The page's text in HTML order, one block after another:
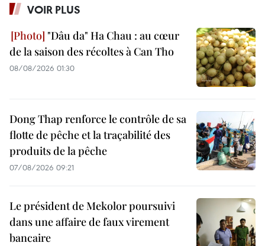
VOIR PLUS
"Dâu da" Ha Chau : au cœur
de la saison des récoltes à Can Tho
08/08/2026 01:30
Dong Thap renforce le contrôle de sa
flotte de pêche et la traçabilité des
produits de la pêche
07/08/2026 09:21
Le président de Mekolor poursuivi
dans une affaire de faux virement
bancaire